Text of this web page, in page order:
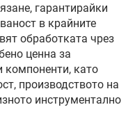
гарантирайки
в крайните
обработката чрез
ценна за
компоненти, като
производството на
инструментално